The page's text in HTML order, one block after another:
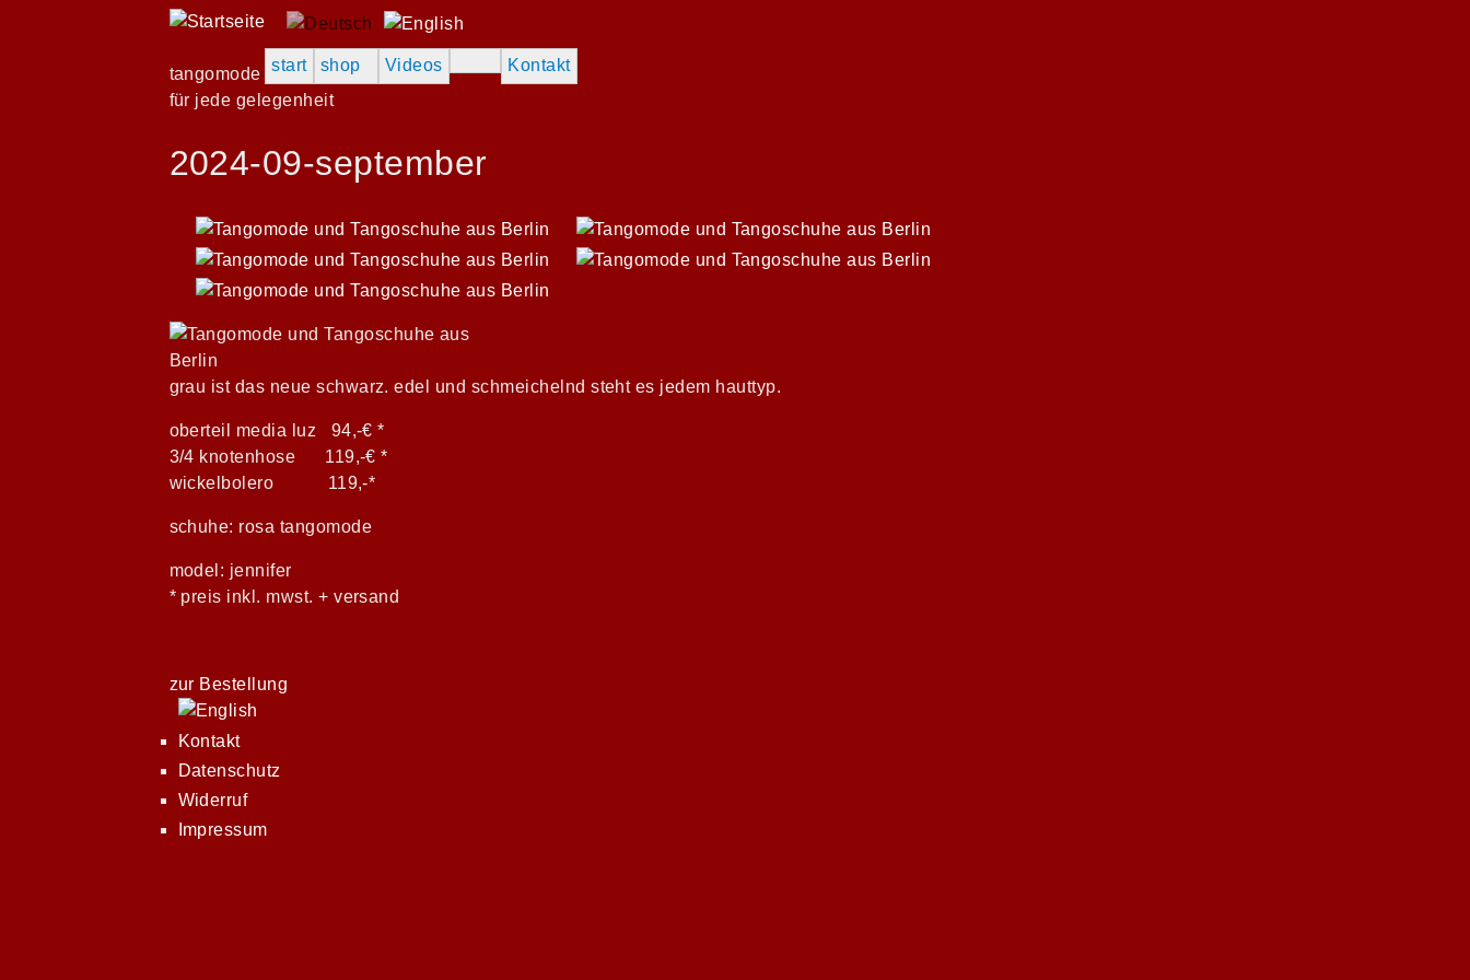
start shop Videos Kontakt
tangomode
für jede gelegenheit
2024-09-september
grau ist das neue schwarz. edel und schmeichelnd steht es jedem hauttyp.
oberteil media luz 94,-€ *
3/4 knotenhose 119,-€ *
wickelbolero 119,-*
schuhe: rosa tangomode
model: jennifer
* preis inkl. mwst. + versand
zur Bestellung
Kontakt
Datenschutz
Widerruf
Impressum